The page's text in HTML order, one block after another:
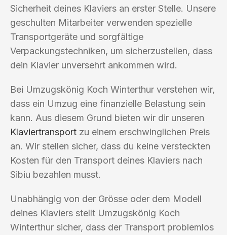
Sicherheit deines Klaviers an erster Stelle. Unsere
geschulten Mitarbeiter verwenden spezielle
Transportgeräte und sorgfältige
Verpackungstechniken, um sicherzustellen, dass
dein Klavier unversehrt ankommen wird.
Bei Umzugskönig Koch Winterthur verstehen wir,
dass ein Umzug eine finanzielle Belastung sein
kann. Aus diesem Grund bieten wir dir unseren
Klaviertransport zu einem erschwinglichen Preis
an. Wir stellen sicher, dass du keine versteckten
Kosten für den Transport deines Klaviers nach
Sibiu bezahlen musst.
Unabhängig von der Grösse oder dem Modell
deines Klaviers stellt Umzugskönig Koch
Winterthur sicher, dass der Transport problemlos